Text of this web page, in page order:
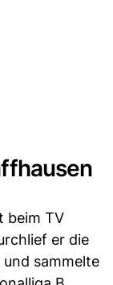
beim TV
er die
sammelte